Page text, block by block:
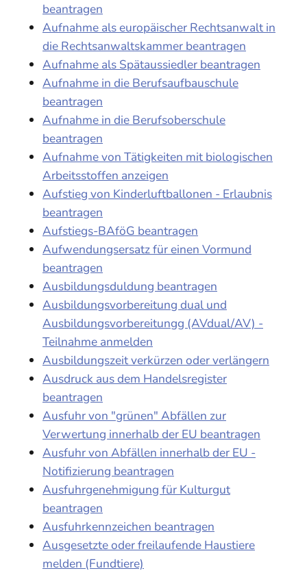
beantragen
Aufnahme als europäischer Rechtsanwalt in
die Rechtsanwaltskammer beantragen
Aufnahme als Spätaussiedler beantragen
Aufnahme in die Berufsaufbauschule
beantragen
Aufnahme in die Berufsoberschule
beantragen
Aufnahme von Tätigkeiten mit biologischen
Arbeitsstoffen anzeigen
Aufstieg von Kinderluftballonen - Erlaubnis
beantragen
Aufstiegs-BAföG beantragen
Aufwendungsersatz für einen Vormund
beantragen
Ausbildungsduldung beantragen
Ausbildungsvorbereitung dual und
Ausbildungsvorbereitungg (AVdual/AV) -
Teilnahme anmelden
Ausbildungszeit verkürzen oder verlängern
Ausdruck aus dem Handelsregister
beantragen
Ausfuhr von "grünen" Abfällen zur
Verwertung innerhalb der EU beantragen
Ausfuhr von Abfällen innerhalb der EU -
Notifizierung beantragen
Ausfuhrgenehmigung für Kulturgut
beantragen
Ausfuhrkennzeichen beantragen
Ausgesetzte oder freilaufende Haustiere
melden (Fundtiere)